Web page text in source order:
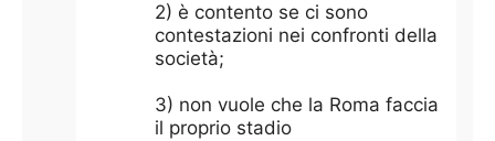
2) è contento se ci sono
contestazioni nei confronti della
società;
3) non vuole che la Roma faccia
il proprio stadio